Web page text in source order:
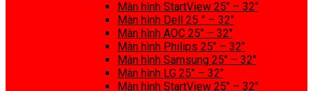
Màn hình StartView 25″ – 32″
Màn hình Dell 25 ” – 32″
Màn hình AOC 25″ – 32″
Màn hình Philips 25″ – 32″
Màn hình Samsung 25″ – 32″
Màn hình LG 25″ – 32″
Màn hình StartView 25″ – 32″